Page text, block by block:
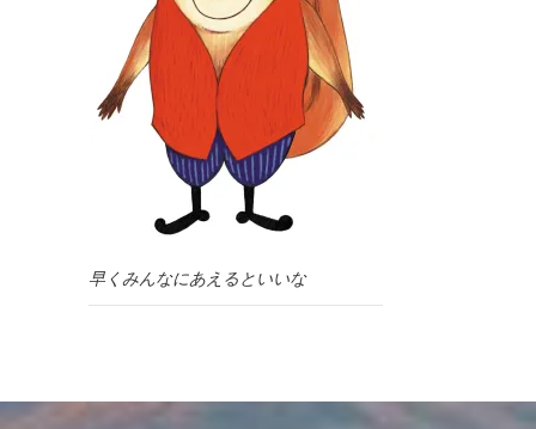
早くみんなにあえるといいな